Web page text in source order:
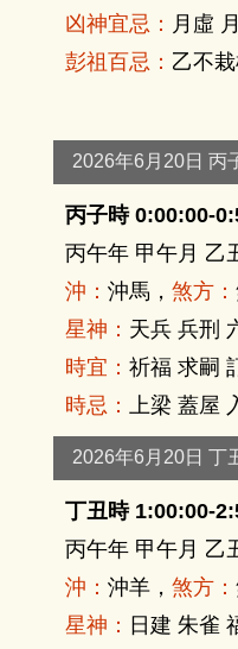
凶神宜忌： 月虛
彭祖百忌： 乙不
2026年6月20日 丙
丙子時 0:00:00-
丙午年 甲午月 乙
沖： 沖馬， 煞方：
星神： 天兵 兵刑
時宜： 祈福 求嗣
時忌： 上梁 蓋屋
2026年6月20日 丁
丁丑時 1:00:00-
丙午年 甲午月 乙
沖： 沖羊， 煞方：
星神： 日建 朱雀